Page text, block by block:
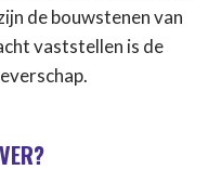
de bouwstenen van
vaststellen is de